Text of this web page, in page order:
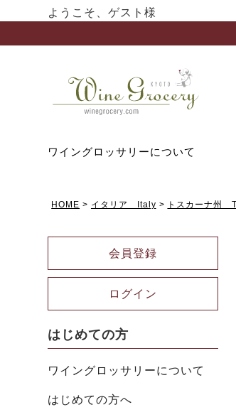
ようこそ、ゲスト様
ワイングロッサリーについて
HOME イタリア Italy トスカーナ州
会員登録
ログイン
はじめての方
ワイングロッサリーについて
はじめての方へ